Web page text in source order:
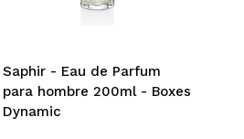
Saphir - Eau de Parfum
para hombre 200ml - Boxes
Dynamic